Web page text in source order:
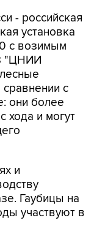
- российская
установка
с возимым
"ЦНИИ
с
они более
хода и могут
и
Гаубицы на
участвуют в